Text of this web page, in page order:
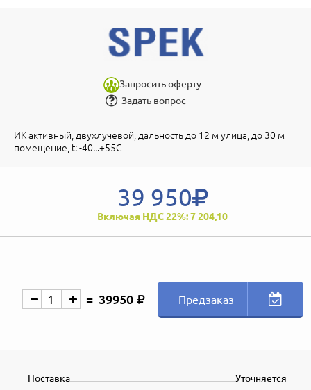
Запросить оферту
Задать вопрос
ИК активный, двухлучевой, дальность до 12 м улица, до 30 м
помещение, t: -40...+55С
39 950
Включая НДС 22%: 7 204,10
39950 Предзаказ
Уточняется
Поставка